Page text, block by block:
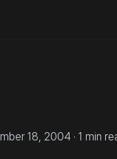
18, 2004 · 1 min